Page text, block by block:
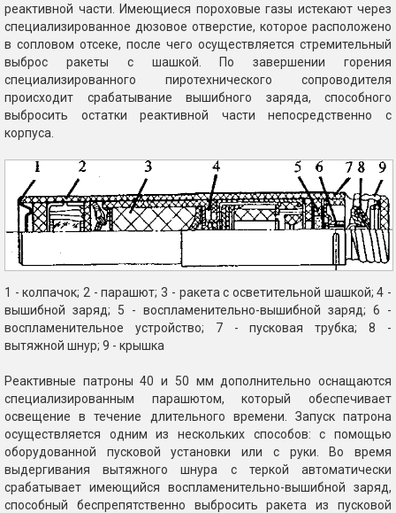
реактивной части. Имеющиеся пороховые газы истекают через
специализированное дюзовое отверстие, которое расположено
в сопловом отсеке, после чего осуществляется стремительный
выброс ракеты с шашкой. По завершении горения
специализированного пиротехнического сопроводителя
происходит срабатывание вышибного заряда, способного
выбросить остатки реактивной части непосредственно с
корпуса.
1 - колпачок; 2 - парашют; 3 - ракета с осветительной шашкой; 4 -
вышибной заряд; 5 - воспламенительно-вышибной заряд; 6 -
воспламенительное устройство; 7 - пусковая трубка; 8 -
вытяжной шнур; 9 - крышка
Реактивные патроны 40 и 50 мм дополнительно оснащаются
специализированным парашютом, который обеспечивает
освещение в течение длительного времени. Запуск патрона
осуществляется одним из нескольких способов: с помощью
оборудованной пусковой установки или с руки. Во время
выдергивания вытяжного шнура с теркой автоматически
срабатывает имеющийся воспламенительно-вышибной заряд,
способный беспрепятственно выбросить ракета из пусковой